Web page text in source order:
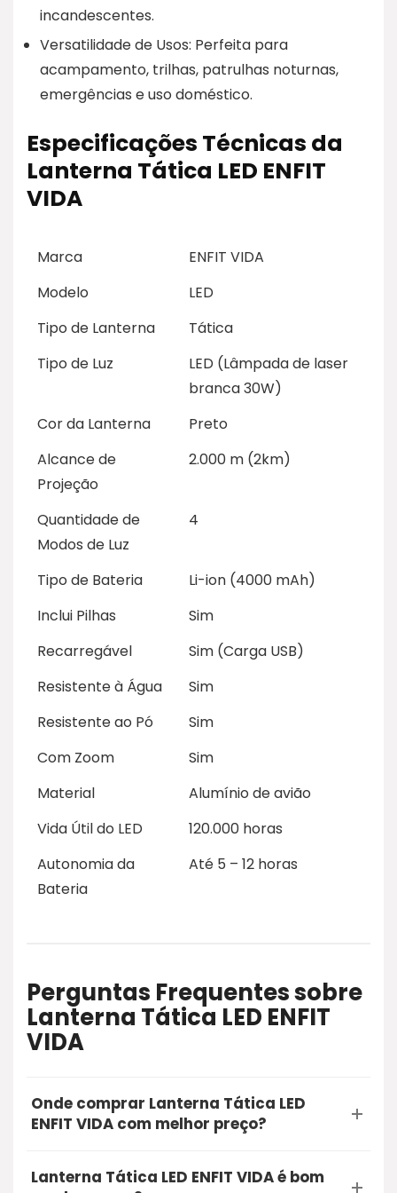
incandescentes.
Versatilidade de Usos: Perfeita para
acampamento, trilhas, patrulhas noturnas,
emergências e uso doméstico.
Especificações Técnicas da
Lanterna Tática LED ENFIT
VIDA
Marca
ENFIT VIDA
Modelo
LED
Tipo de Lanterna
Tática
Tipo de Luz
LED (Lâmpada de laser
branca 30W)
Cor da Lanterna
Preto
Alcance de
Projeção
2.000 m (2km)
Quantidade de
Modos de Luz
4
Tipo de Bateria
Li-ion (4000 mAh)
Inclui Pilhas
Sim
Recarregável
Sim (Carga USB)
Resistente à Água
Sim
Resistente ao Pó
Sim
Com Zoom
Sim
Material
Alumínio de avião
Vida Útil do LED
120.000 horas
Autonomia da
Bateria
Até 5 – 12 horas
Perguntas Frequentes sobre
Lanterna Tática LED ENFIT
VIDA
Onde comprar Lanterna Tática LED
ENFIT VIDA com melhor preço?
A opção mais segura e recomendada para
Lanterna Tática LED ENFIT VIDA é bom